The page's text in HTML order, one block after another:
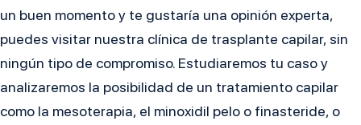
un buen momento y te gustaría una opinión experta,
puedes visitar nuestra clínica de trasplante capilar, sin
ningún tipo de compromiso. Estudiaremos tu caso y
analizaremos la posibilidad de un tratamiento capilar
como la mesoterapia, el minoxidil pelo o finasteride, o